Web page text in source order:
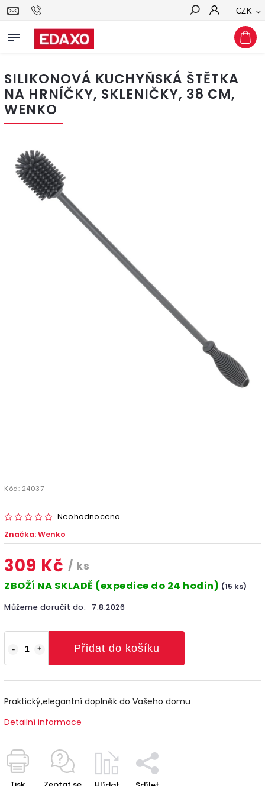
CZK
Hledat
SILIKONOVÁ KUCHYŇSKÁ ŠTĚTKA
NA HRNÍČKY, SKLENIČKY, 38 CM,
WENKO
Kód: 24037
Neohodnoceno
Značka:Wenko
309 Kč / ks
ZBOŽÍ NA SKLADĚ (expedice do 24 hodin) (15 ks)
Můžeme doručit do: 7.8.2026
Přidat do košíku
Praktický,elegantní doplněk do Vašeho domu
Detailní informace